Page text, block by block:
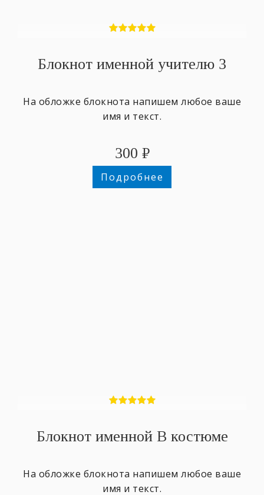
Блокнот именной учителю 3
На обложке блокнота напишем любое ваше
имя и текст.
300 ₽
Подробнее
Блокнот именной В костюме
На обложке блокнота напишем любое ваше
имя и текст.